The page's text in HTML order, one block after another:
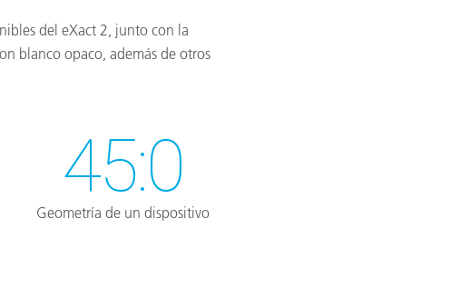
del eXact 2, junto con la
blanco opaco, además de otros
45:0
Geometría de un dispositivo